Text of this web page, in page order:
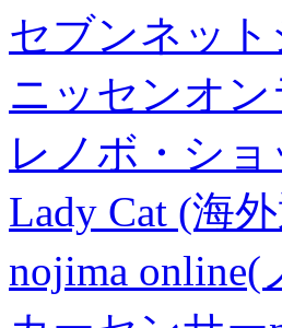
セブンネッ
ニッセンオン
レノボ・シ
Lady Cat (海
nojima